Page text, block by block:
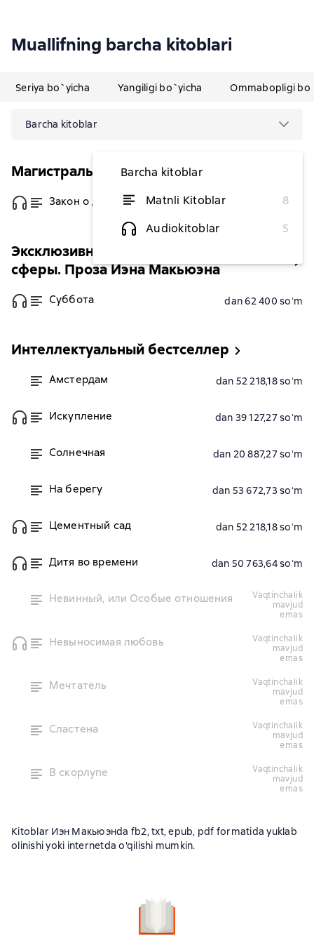
Muallifning barcha kitoblari
Seriya bo`yicha Yangiligi bo`yicha Ommabopligi
Barcha kitoblar
Barcha kitoblar
Matnli Kitoblar
8
Audiokitoblar
5
Магистраль. Главный тренд
Закон о детях dan 47 854,55 soʻm
Эксклюзивная коллекция. Внутри
сферы. Проза Иэна Макьюэна
Суббота dan 62 400 soʻm
Интеллектуальный бестселлер
Амстердам dan 52 218,18 soʻm
Искупление dan 39 127,27 soʻm
Солнечная dan 20 887,27 soʻm
На берегу dan 53 672,73 soʻm
Цементный сад dan 52 218,18 soʻm
Дитя во времени dan 50 763,64 soʻm
Невинный, или Особые отношения
vaqtinchalik
mavjud
emas
Невыносимая любовь
vaqtinchalik
mavjud
emas
Мечтатель
vaqtinchalik
mavjud
emas
Сластена
vaqtinchalik
mavjud
emas
В скорлупе
vaqtinchalik
mavjud
emas
Kitoblar Иэн Макьюэнda fb2, txt, epub, pdf formatida yuklab
olinishi yoki internetda o'qilishi mumkin.